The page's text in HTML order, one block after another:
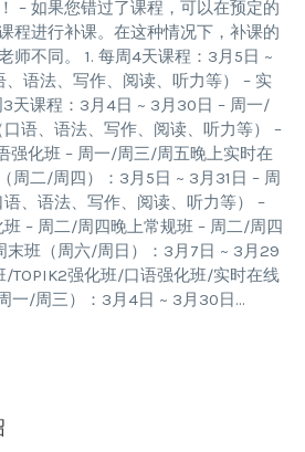
– 如果您错过了课程，可以在预定的
程进行补课。在这种情况下，补课的
师不同。 1. 每周4天课程：3月5日 ~
、语法、写作、阅读、听力等） – 实
天课程：3月4日 ~ 3月30日 – 周一/
语、语法、写作、阅读、听力等） –
强化班 – 周一/周三/周五晚上实时在
周二/周四）：3月5日 ~ 3月31日 – 周
、语法、写作、阅读、听力等） –
– 周二/周四晚上常规班 – 周二/周四
末班（周六/周日）：3月7日 ~ 3月29
/TOPIK2强化班/口语强化班/实时在线
一/周三）：3月4日 ~ 3月30日…